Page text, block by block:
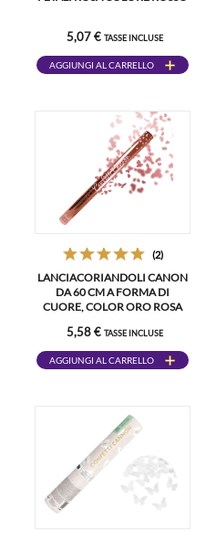
5,07 € TASSE INCLUSE
AGGIUNGI AL CARRELLO
(2)
LANCIACORIANDOLI CANON
DA 60 CM A FORMA DI
CUORE, COLOR ORO ROSA
5,58 € TASSE INCLUSE
AGGIUNGI AL CARRELLO